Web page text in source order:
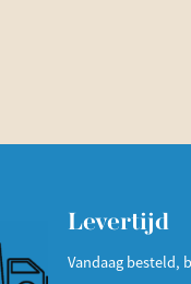
Levertijd
Vandaag besteld,